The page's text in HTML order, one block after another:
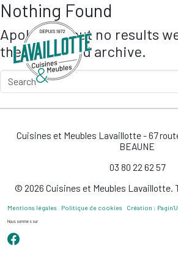
Skip to main content
Nothing Found
Apologies, but no results
the requested archive.
Cuisines et Meubles Lavaillotte - 67
BEAUNE
03 80 22 62 57
© 2026 Cuisines et Meubles Lavaillotte.
Mentions légales Politique de cookies Création :
Nous sommes sur